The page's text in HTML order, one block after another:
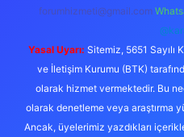
forumhizmeti@gmail.com
Yasal Uyarı: Sitemiz, 5651 Sayılı
ve İletişim Kurumu (BTK)
olarak hizmet vermektedir. Bu
olarak denetleme veya araştırma
Ancak, üyelerimiz yazdıkları